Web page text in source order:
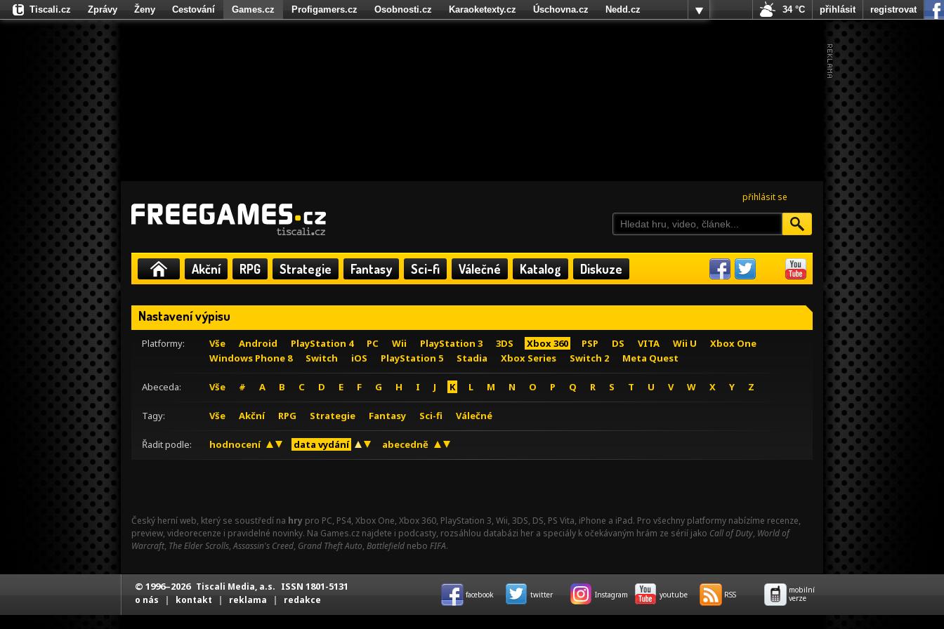
přihlásit se
Akční RPG Strategie Fantasy Sci-fi Válečné Katalog Diskuze
Nastavení výpisu
Platformy: Vše Android PlayStation 4 PC Wii PlayStation 3 3DS Xbox 360 PSP DS VITA Wii U
Xbox One
Windows Phone 8
Switch iOS PlayStation 5 Stadia Xbox Series Switch 2 Meta Quest
Abeceda: Vše # A B C D E F G H I J K L M N O P Q R S T U V W X Y Z
Tagy: Vše Akční RPG Strategie Fantasy Sci-fi Válečné
Řadit podle: hodnocení data vydání abecedně
Český herní web, který se soustředí na hry pro PC, PS4, Xbox One, Xbox 360, PlayStation 3, Wii, 3DS, DS, PS Vita, iPhone a iPad. Pro všechny platformy nabízíme recenze,
preview, videorecenze i pravidelné novinky. Na Games.cz najdete i podcasty, rozsáhlou databázi her a speciály k očekávaným hrám ze sérií jako Call of Duty, World of
Warcraft, The Elder Scrolls,Assassin's Creed, Grand Theft Auto, Battlefield nebo FIFA.
Tiscali.cz Zprávy Ženy Cestování Games.cz Profigamers.cz Osobnosti.cz Karaoketexty.cz Úschovna.cz
Nedd.cz
Fights.cz
34 °C přihlásit registrovat
© 1996–2026 Tiscali Media, a.s. ISSN 1801-5131
o nás | kontakt | reklama | redakce facebook twitter Instagram youtube RSS
mobilní
verze